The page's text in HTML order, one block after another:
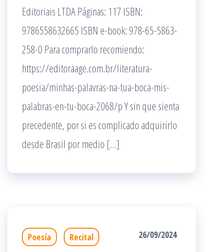
Editoriais LTDA Páginas: 117 ISBN:
9786558632665 ISBN e-book: 978-65-5863-
258-0 Para comprarlo recomiendo:
https://editoraage.com.br/literatura-
poesia/minhas-palavras-na-tua-boca-mis-
palabras-en-tu-boca-2068/p Y sin que sienta
precedente, por si es complicado adquirirlo
desde Brasil por medio […]
Poesía Recital 26/09/2024